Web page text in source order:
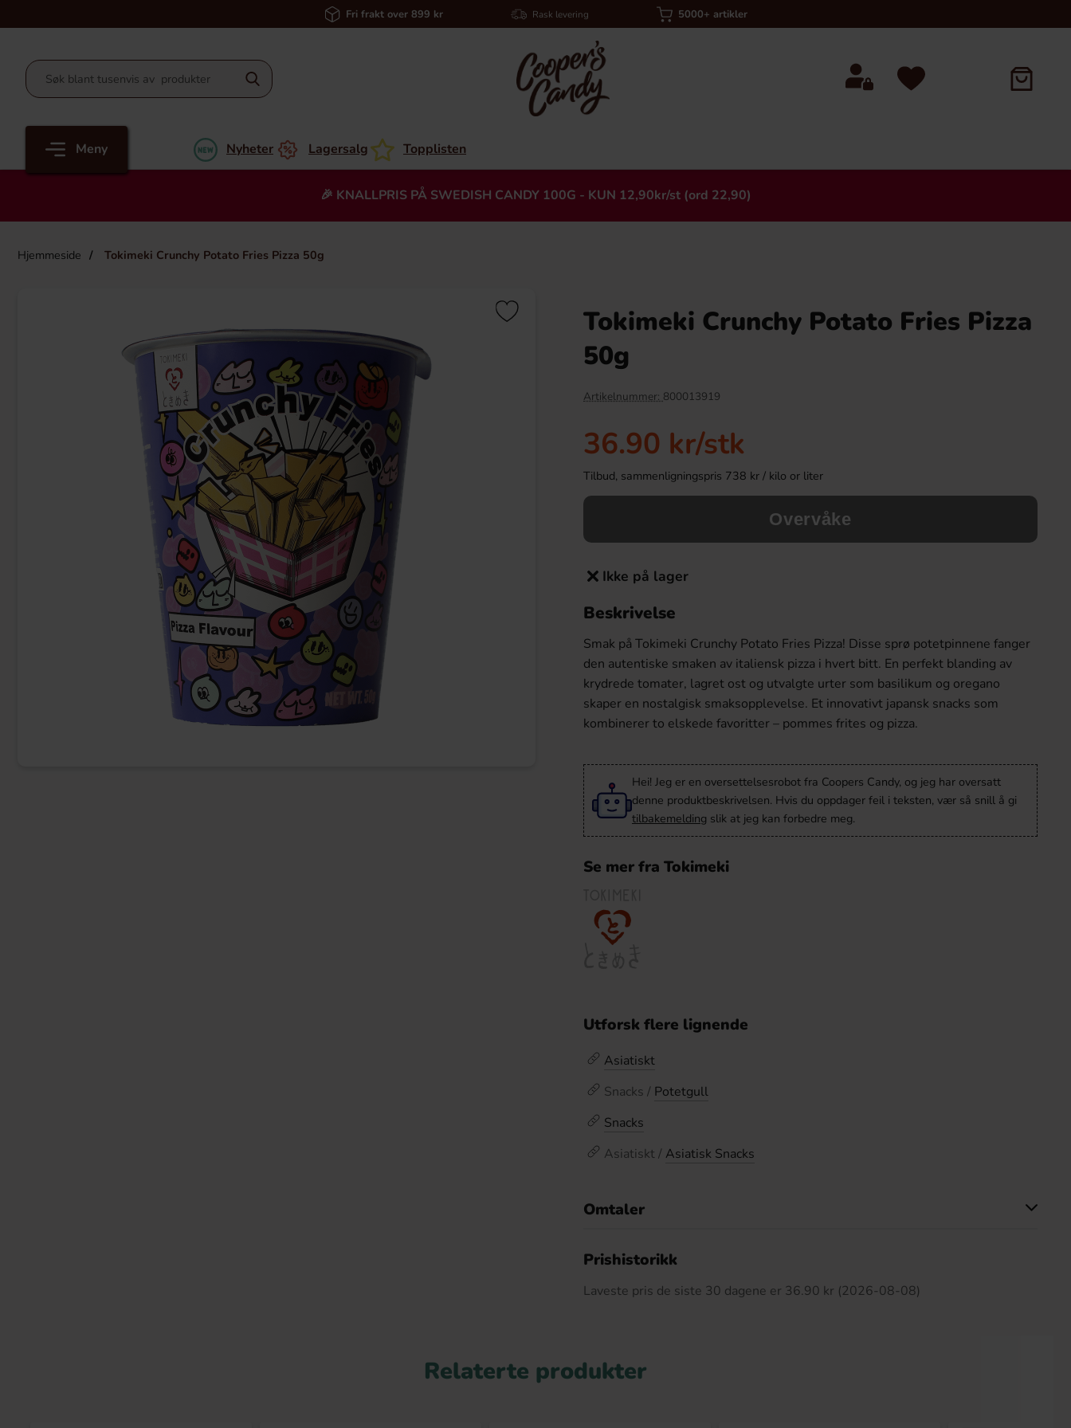
Fri frakt over 899 kr Rask levering 5000+ artikler
Meny Nyheter Lagersalg Topplisten
🎉 KNALLPRIS PÅ SWEDISH CANDY 100G - KUN 12,90kr/st (ord 22,90)
Hjemmeside Tokimeki Crunchy Potato Fries Pizza 50g
Heading
Napoleon Kanonkulor Sure Frukter 1kg
209.90 kr
Napoleon Kanonkulor Vannmelon 1kg
199.90 kr
Köp
Cadbury Creme Egg White
22.90 kr 6.90 kr
Tokimeki Crunchy Potato Fries Pizza
50g
Artikelnummer: 800013919
36.90 kr/stk
Tilbud, sammenligningspris 738 kr / kilo or liter
Overvåke
Ikke på lager
Beskrivelse
Smak på Tokimeki Crunchy Potato Fries Pizza! Disse sprø potetpinnene fanger
den autentiske smaken av italiensk pizza i hvert bitt. En perfekt blanding av
krydrede tomater, lagret ost og utvalgte urter som basilikum og oregano
skaper en nostalgisk smaksopplevelse. Et innovativt japansk snacks som
kombinerer to elskede favoritter – pommes frites og pizza.
Hei! Jeg er en oversettelsesrobot fra Coopers Candy, og jeg har oversatt
denne produktbeskrivelsen. Hvis du oppdager feil i teksten, vær så snill å gi
tilbakemelding slik at jeg kan forbedre meg.
Se mer fra Tokimeki
Utforsk flere lignende
Asiatiskt
Snacks / Potetgull
Snacks
Asiatiskt / Asiatisk Snacks
Omtaler
Prishistorikk
Laveste pris de siste 30 dagene er 36.90 kr (2026-08-08)
Relaterte produkter